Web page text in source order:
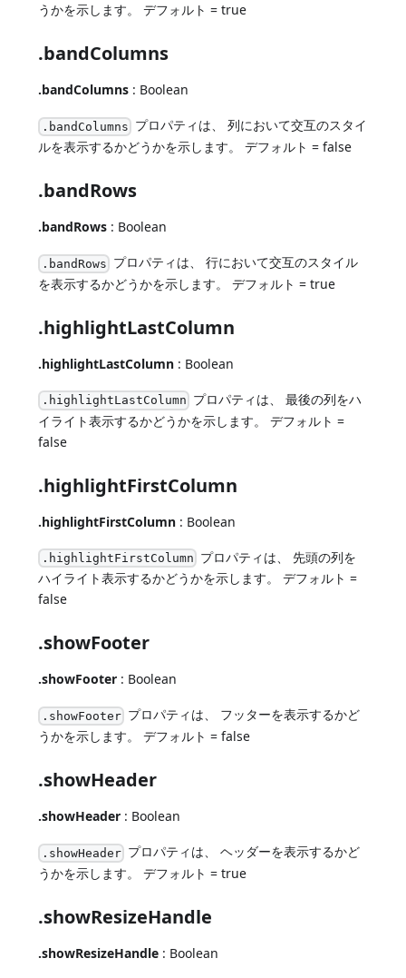
うかを示します。 デフォルト = true
.bandColumns
.bandColumns : Boolean
.bandColumns プロパティは、 列において交互のスタイ
ルを表示するかどうかを示します。 デフォルト = false
.bandRows
.bandRows : Boolean
.bandRows プロパティは、 行において交互のスタイル
を表示するかどうかを示します。 デフォルト = true
.highlightLastColumn
.highlightLastColumn : Boolean
.highlightLastColumn プロパティは、 最後の列をハ
イライト表示するかどうかを示します。 デフォルト =
false
.highlightFirstColumn
.highlightFirstColumn : Boolean
.highlightFirstColumn プロパティは、 先頭の列を
ハイライト表示するかどうかを示します。 デフォルト =
false
.showFooter
.showFooter : Boolean
.showFooter プロパティは、 フッターを表示するかど
うかを示します。 デフォルト = false
.showHeader
.showHeader : Boolean
.showHeader プロパティは、 ヘッダーを表示するかど
うかを示します。 デフォルト = true
.showResizeHandle
.showResizeHandle : Boolean